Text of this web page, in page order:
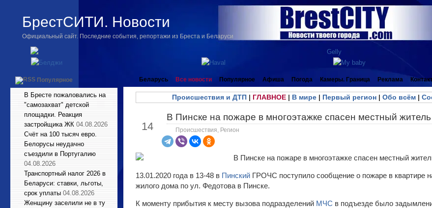
БрестСИТИ. Новости
Официальный сайт. Последние события, репортажи из Бреста и Беларуси
Популярное
В Бресте пожаловались на
"самозахват" детской
площадки. Реакция
застройщика ЖК 04.08.2026
Счёт на 100 тысяч евро.
Белорусы неудачно
съездили в Португалию
04.08.2026
Транспортный налог 2026 в
Беларуси: ставки, льготы,
срок уплаты 04.08.2026
Женщину заселили не в ту
Беларусь Все новости Популярное Афиша Погода Камеры. Граница Реклама
Происшествия и ДТП| ГЛАВНОЕ| В мире| Первый регион| Обо всём|
14
В Пинске на пожаре в многоэтажке спасен местный житель
Происшествия Регион
13.01.2020 года в 13-48 в Пинский ГРОЧС поступило сообщение о пожаре в квартире
жилого дома по ул. Федотова в Пинске.
К моменту прибытия к месту вызова подразделений МЧС в подъезде было